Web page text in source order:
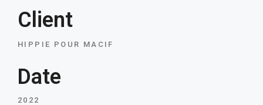
Client
HIPPIE POUR MACIF
Date
2022